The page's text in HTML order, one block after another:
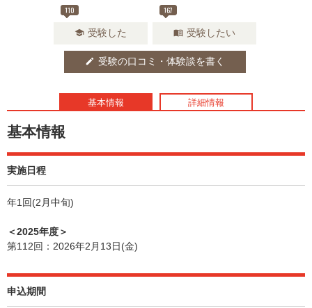
110
school 受験した
167
menu_book 受験したい
edit 受験の口コミ・体験談を書く
基本情報 詳細情報
基本情報
実施日程
年1回(2月中旬)
＜2025年度＞
第112回：2026年2月13日(金)
申込期間